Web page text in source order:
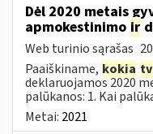
Dėl 2020 metais
apmokestinimo ir
Web turinio sąrašas
Paaiškiname, kokia
deklaruojamos 2020
palūkanos: 1. Kai
Metai: 2021